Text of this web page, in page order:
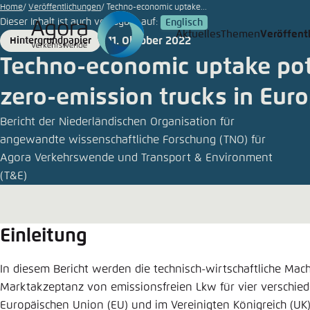
Zum
Hauptinhalt
gehen
AktuellesThemen
Home Veröffentlichungen Techno-economic uptake...
Dieser Inhalt ist auch verfügbar auf: Englisch
Format
Hintergrundpapier
Date
11. Oktober 2022
Techno-economic uptake
zero-emission trucks in
Bericht der Niederländischen Organisation für
angewandte wissenschaftliche Forschung (TNO) für
Agora Verkehrswende und Transport & Environment
(T&E)
Einleitung
In diesem Bericht werden die technisch-wirtschaftliche
Marktakzeptanz von emissionsfreien Lkw für vier
Europäischen Union (EU) und im Vereinigten Königreich
Melden
Agora
Diese
Wählen
möchten.
Close